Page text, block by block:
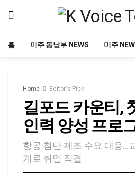
홈 미주 동남부 NEWS 미주
Home Editor's Pick
길포드 카운티,
인력 양성 프로
항공·첨단 제조 수요 대응…
계로 취업 직결